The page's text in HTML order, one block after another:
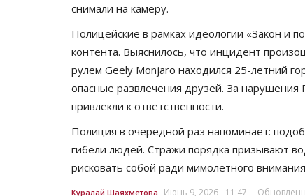
снимали на камеру.
Полицейские в рамках идеологии «Закон и
контента. Выяснилось, что инцидент
рулем Geely Monjaro находился 25-летний
опасные развлечения друзей. За
привлекли к ответственности.
Полиция в очередной раз напоминает:
гибели людей. Стражи порядка призывают
рисковать собой ради мимолетного
Куралай Шаяхметова Июнь 9, 2026 - 11:47